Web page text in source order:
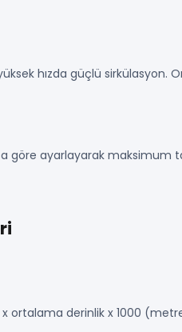
hızda güçlü
göre ayarlayarak maksimum
x ortalama derinlik x 1000